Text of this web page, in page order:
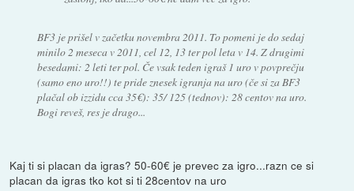
BF3 je prišel v začetku novembra 2011. To pomeni je do sedaj
minilo 2 meseca v 2011, cel 12, 13 ter pol leta v 14. Z drugimi
besedami: 2 leti ter pol. Če vsak teden igraš 1 uro v povprečju
(samo eno uro!!) te pride znesek igranja na uro (če si za BF3
plačal ob izzidu cca 35€): 35/ 125 (tednov): 28 centov na uro.
Bogi reveš, res je drago...
Kaj ti si placan da igras? 50-60€ je prevec za igro...razn ce si
placan da igras tko kot si ti 28centov na uro